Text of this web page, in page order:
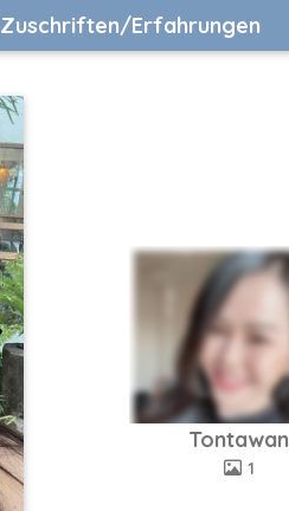
Zuschriften/Erfahrungen
Tontawan
1